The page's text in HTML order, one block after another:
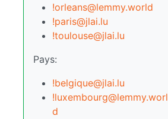
!orleans@lemmy.world
!paris@jlai.lu
!toulouse@jlai.lu
Pays:
!belgique@jlai.lu
!luxembourg@lemmy.worl
d